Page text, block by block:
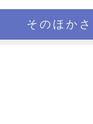
そのほか